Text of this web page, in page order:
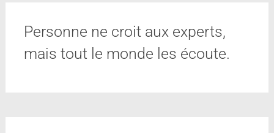
Personne ne croit aux experts,
mais tout le monde les écoute.